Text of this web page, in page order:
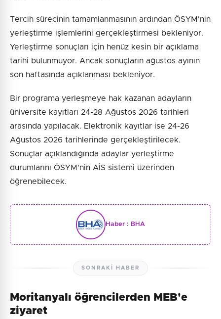
Tercih sürecinin tamamlanmasının ardından ÖSYM'nin
yerleştirme işlemlerini gerçekleştirmesi bekleniyor.
Yerleştirme sonuçları için henüz kesin bir açıklama
tarihi bulunmuyor. Ancak sonuçların ağustos ayının
son haftasında açıklanması bekleniyor.
Bir programa yerleşmeye hak kazanan adayların
üniversite kayıtları 24-28 Ağustos 2026 tarihleri
arasında yapılacak. Elektronik kayıtlar ise 24-26
Ağustos 2026 tarihlerinde gerçekleştirilecek.
Sonuçlar açıklandığında adaylar yerleştirme
durumlarını ÖSYM'nin AİS sistemi üzerinden
öğrenebilecek.
Haber : BHA
SONRAKI HABER
Moritanyalı öğrencilerden MEB'e
ziyaret